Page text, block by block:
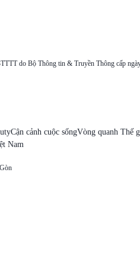
do Bộ Thông tin & Truyền Thông cấp
Cận cảnh cuộc sốngVòng quanh Thế
Nam